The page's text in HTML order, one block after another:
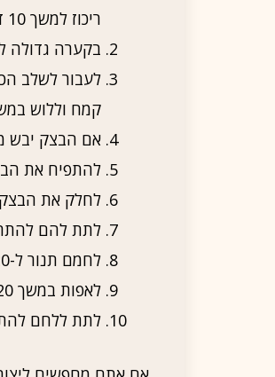
ריכוז למשך 10 דקות.
בקערה גדולה
לעבור לשלב
קמח וללוש במשך 10-15 דקות עד שהבצק
אם הבצק יבש
להתפיח את
לחלק את הבצק
לתת להם להתרכך במשך
לחמם תנור ל-220 מעלות צלזיוס.
לאפות במשך 15-20 דקות או עד שהלחם זהוב וקולני כשנוגעים בו.
לתת ללחם